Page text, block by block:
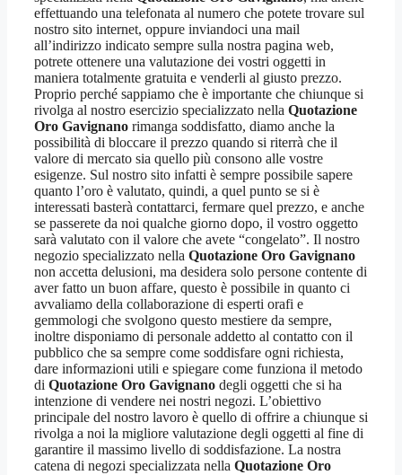
effettuando una telefonata al numero che potete trovare sul
nostro sito internet, oppure inviandoci una mail
all’indirizzo indicato sempre sulla nostra pagina web,
potrete ottenere una valutazione dei vostri oggetti in
maniera totalmente gratuita e venderli al giusto prezzo.
Proprio perché sappiamo che è importante che chiunque si
rivolga al nostro esercizio specializzato nella Quotazione
Oro Gavignano rimanga soddisfatto, diamo anche la
possibilità di bloccare il prezzo quando si riterrà che il
valore di mercato sia quello più consono alle vostre
esigenze. Sul nostro sito infatti è sempre possibile sapere
quanto l’oro è valutato, quindi, a quel punto se si è
interessati basterà contattarci, fermare quel prezzo, e anche
se passerete da noi qualche giorno dopo, il vostro oggetto
sarà valutato con il valore che avete “congelato”. Il nostro
negozio specializzato nella Quotazione Oro Gavignano
non accetta delusioni, ma desidera solo persone contente di
aver fatto un buon affare, questo è possibile in quanto ci
avvaliamo della collaborazione di esperti orafi e
gemmologi che svolgono questo mestiere da sempre,
inoltre disponiamo di personale addetto al contatto con il
pubblico che sa sempre come soddisfare ogni richiesta,
dare informazioni utili e spiegare come funziona il metodo
di Quotazione Oro Gavignano degli oggetti che si ha
intenzione di vendere nei nostri negozi. L’obiettivo
principale del nostro lavoro è quello di offrire a chiunque si
rivolga a noi la migliore valutazione degli oggetti al fine di
garantire il massimo livello di soddisfazione. La nostra
catena di negozi specializzata nella Quotazione Oro